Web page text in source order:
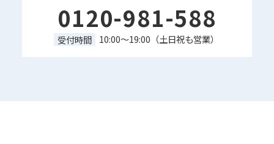
0120-981-588
受付時間 10:00～19:00（土日祝も営業）